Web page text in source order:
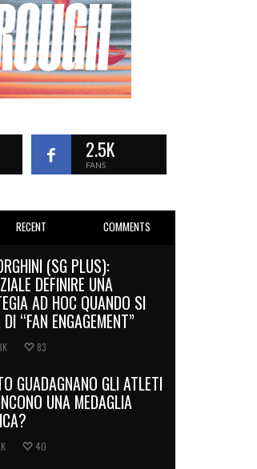
2.5K
FANS
RECENT COMMENTS
(SG PLUS):
DEFINIRE UNA
AD HOC QUANDO SI
“FAN ENGAGEMENT”
83
GUADAGNANO GLI ATLETI
UNA MEDAGLIA
40